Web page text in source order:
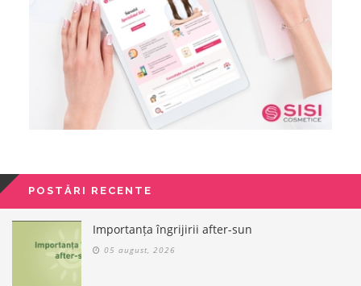
POSTĂRI RECENTE
Importanța îngrijirii after-sun
05 august, 2026